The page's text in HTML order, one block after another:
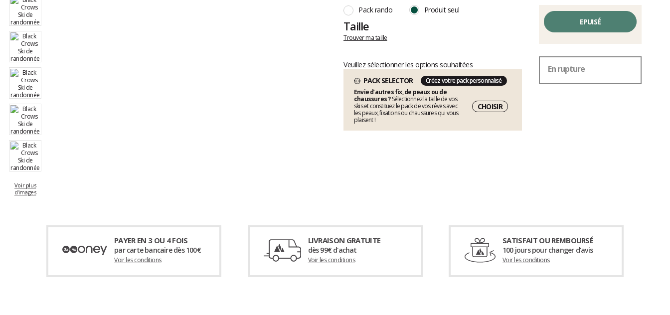
Voir plus
d'images
Pack rando Produit seul
Taille
Trouver ma taille
Veuillez sélectionner les options souhaitées
PACK SELECTOR
Créez votre pack personnalisé
Envie d’autres fix, de peaux ou de
chaussures ?Sélectionnez la taille de vos
skis et constituez le pack de vos rêves avec
les peaux, fixations ou chaussures qui vous
plaisent !
CHOISIR
EPUISÉ
En rupture
PAYER EN 3 OU 4 FOIS
par carte bancaire dès 100€
Voir les conditions
LIVRAISON GRATUITE
dès 99€ d'achat
Voir les conditions
SATISFAIT OU REMBOURSÉ
100 jours pour changer d’avis
Voir les conditions